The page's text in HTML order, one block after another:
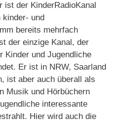
ist der KinderRadioKanal
kinder- und
bereits mehrfach
der einzige Kanal, der
Kinder und Jugendliche
Er ist in NRW, Saarland
ist aber auch überall als
Musik und Hörbüchern
interessante
Hier wird auch die